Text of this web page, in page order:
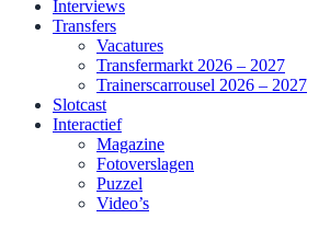
Interviews
Transfers
Vacatures
Transfermarkt 2026 – 2027
Trainerscarrousel 2026 – 2027
Slotcast
Interactief
Magazine
Fotoverslagen
Puzzel
Video’s